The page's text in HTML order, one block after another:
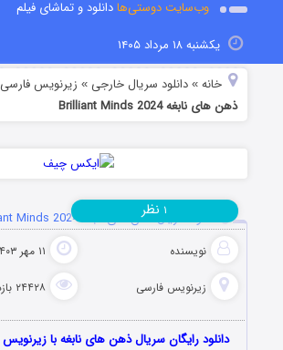
وب‌سایت دوستی‌هادانلود و تماشای فیلم
یکشنبه ۱۸ مرداد ۱۴۰۵
خانه »دانلود سریال خارجی » زیرنویس فارسی
ذهن های نابغه Brilliant Minds 2024
دانلود سریال ذهن های نابغه Brilliant Minds 2024
نویسنده ۱۱ مهر ۱۴۰۳
زیرنویس فارسی ۲۴۴۲۸ بازدید
۱ نظر